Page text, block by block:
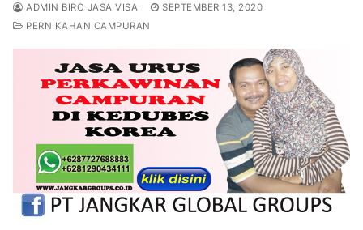
ADMIN BIRO JASA VISA
SEPTEMBER 13, 2020
PERNIKAHAN CAMPURAN